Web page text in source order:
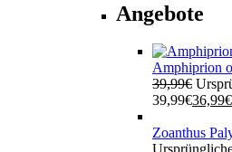
Angebote
Amphiprion
39,99€
39,99€36,99€
Zoanthus